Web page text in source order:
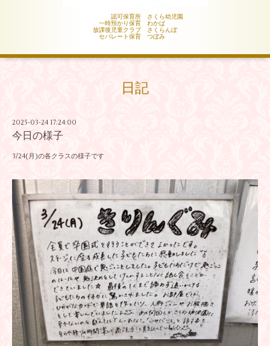
認可保育所 さくら幼児園
一時預かり保育 わかば
放課後児童クラブ さくらんぼ
セパレート保育 つぼみ
日記
2025-03-24 17:24:00
今日の様子
3/24(月)の各クラスの様子です